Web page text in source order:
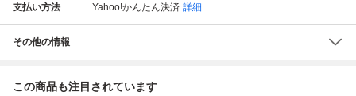
支払い方法 Yahoo!かんたん決済 詳細
その他の情報
この商品も注目されています